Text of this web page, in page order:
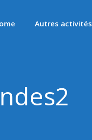
Autres activités